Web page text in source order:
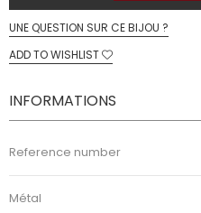
UNE QUESTION SUR CE BIJOU ?
ADD TO WISHLIST
INFORMATIONS
Reference number
Métal